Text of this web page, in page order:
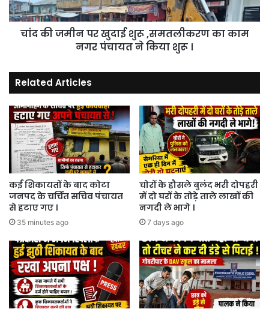
की
नई
जिला
का
काम
किया
शुरू
।
चांद की जमीन पर खुदाई शुरू ,समतलीकरण का काम
नगर पंचायत ने किया शुरू ।
Related Articles
कई शिकायतों के बाद कोटा
जनपद के चर्चित सचिव पंचायत
से हटाए गए ।
35 minutes ago
चोरों के हौसले बुलंद भरी दोपहरी
में दो घरों के तोड़े ताले लाखों की
नगदी ले भागे ।
7 days ago